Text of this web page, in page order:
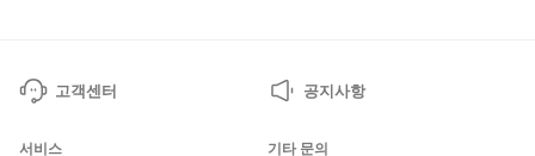
고객센터 공지사항
서비스 기타 문의